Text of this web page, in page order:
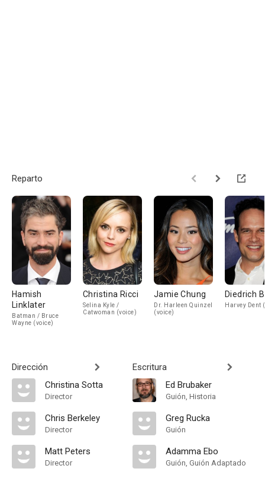
Reparto
Hamish
Linklater
Batman / Bruce
Wayne (voice)
Christina Ricci
Selina Kyle /
Catwoman (voice)
Jamie Chung
Dr. Harleen Quinzel
(voice)
Diedrich
Harvey Dent
Dirección
Christina Sotta
Director
Chris Berkeley
Director
Matt Peters
Director
Escritura
Ed Brubaker
Guión, Historia
Greg Rucka
Guión
Adamma Ebo
Guión, Guión Adaptado